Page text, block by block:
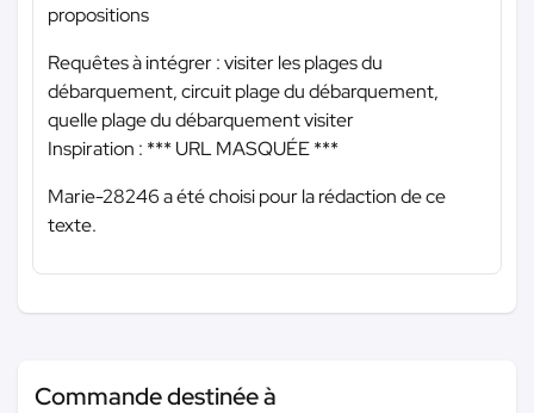
propositions
Requêtes à intégrer : visiter les plages du
débarquement, circuit plage du débarquement,
quelle plage du débarquement visiter
Inspiration : *** URL MASQUÉE ***
Marie-28246 a été choisi pour la rédaction de ce
texte.
Commande destinée à